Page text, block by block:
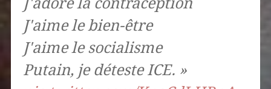
J'aime le bien-être
J'aime le socialisme
Putain, je déteste ICE. »